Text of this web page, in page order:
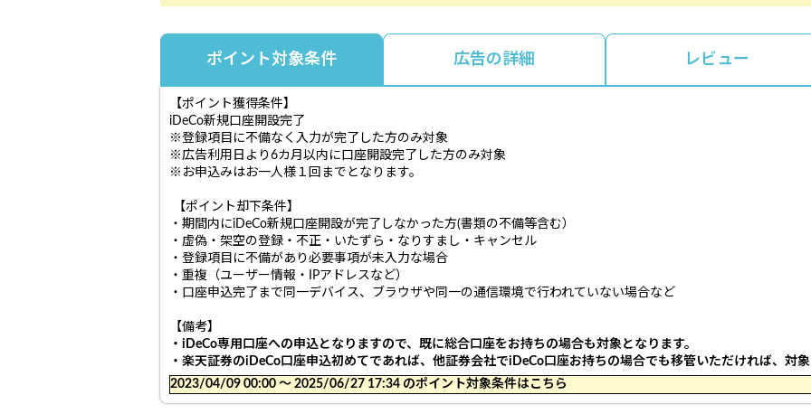
ポイント対象条件 広告の詳細 レビュー
【ポイント獲得条件】
iDeCo新規口座開設完了
※登録項目に不備なく入力が完了した方のみ対象
※広告利用日より6カ月以内に口座開設完了した方のみ対象
※お申込みはお一人様１回までとなります。
【ポイント却下条件】
・期間内にiDeCo新規口座開設が完了しなかった方(書類の不備等含む）
・虚偽・架空の登録・不正・いたずら・なりすまし・キャンセル
・登録項目に不備があり必要事項が未入力な場合
・重複（ユーザー情報・IPアドレスなど）
・口座申込完了まで同一デバイス、ブラウザや同一の通信環境で行われていない場合など
【備考】
・iDeCo専用口座への申込となりますので、既に総合口座をお持ちの場合も対象となります。
・楽天証券のiDeCo口座申込初めてであれば、他証券会社でiDeCo口座お持ちの場合でも移管いただければ、対
2023/04/09 00:00 〜 2025/06/27 17:34 のポイント対象条件はこちら